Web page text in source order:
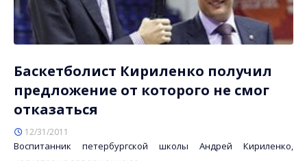
Баскетболист Кириленко получил
предложение от которого не смог
отказаться
12/31/2011
Воспитанник петербургской школы Андрей Кириленко,